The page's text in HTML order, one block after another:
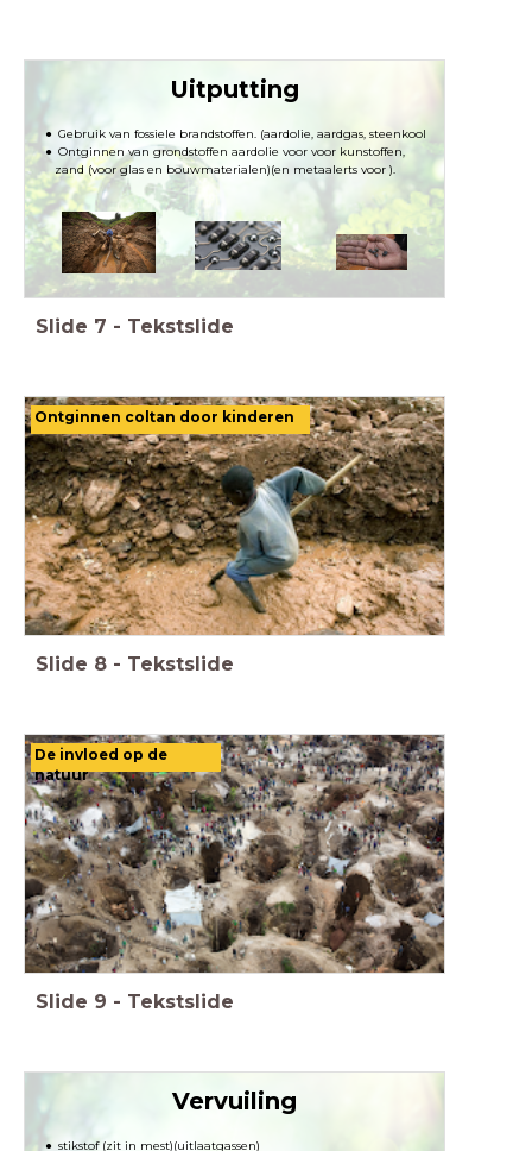
Uitputting
Gebruik van fossiele brandstoffen. (aardolie, aardgas, steenkool
Ontginnen van grondstoffen aardolie voor voor kunstoffen,
zand (voor glas en bouwmaterialen)(en metaalerts voor ).
Slide 7 - Tekstslide
Ontginnen coltan door kinderen
Slide 8 - Tekstslide
De invloed op de
natuur
Slide 9 - Tekstslide
Vervuiling
stikstof (zit in mest)(uitlaatgassen)